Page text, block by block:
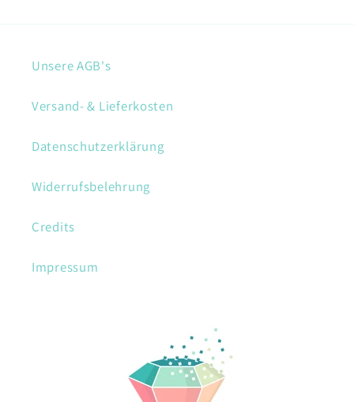
Unsere AGB's
Versand- & Lieferkosten
Datenschutzerklärung
Widerrufsbelehrung
Credits
Impressum